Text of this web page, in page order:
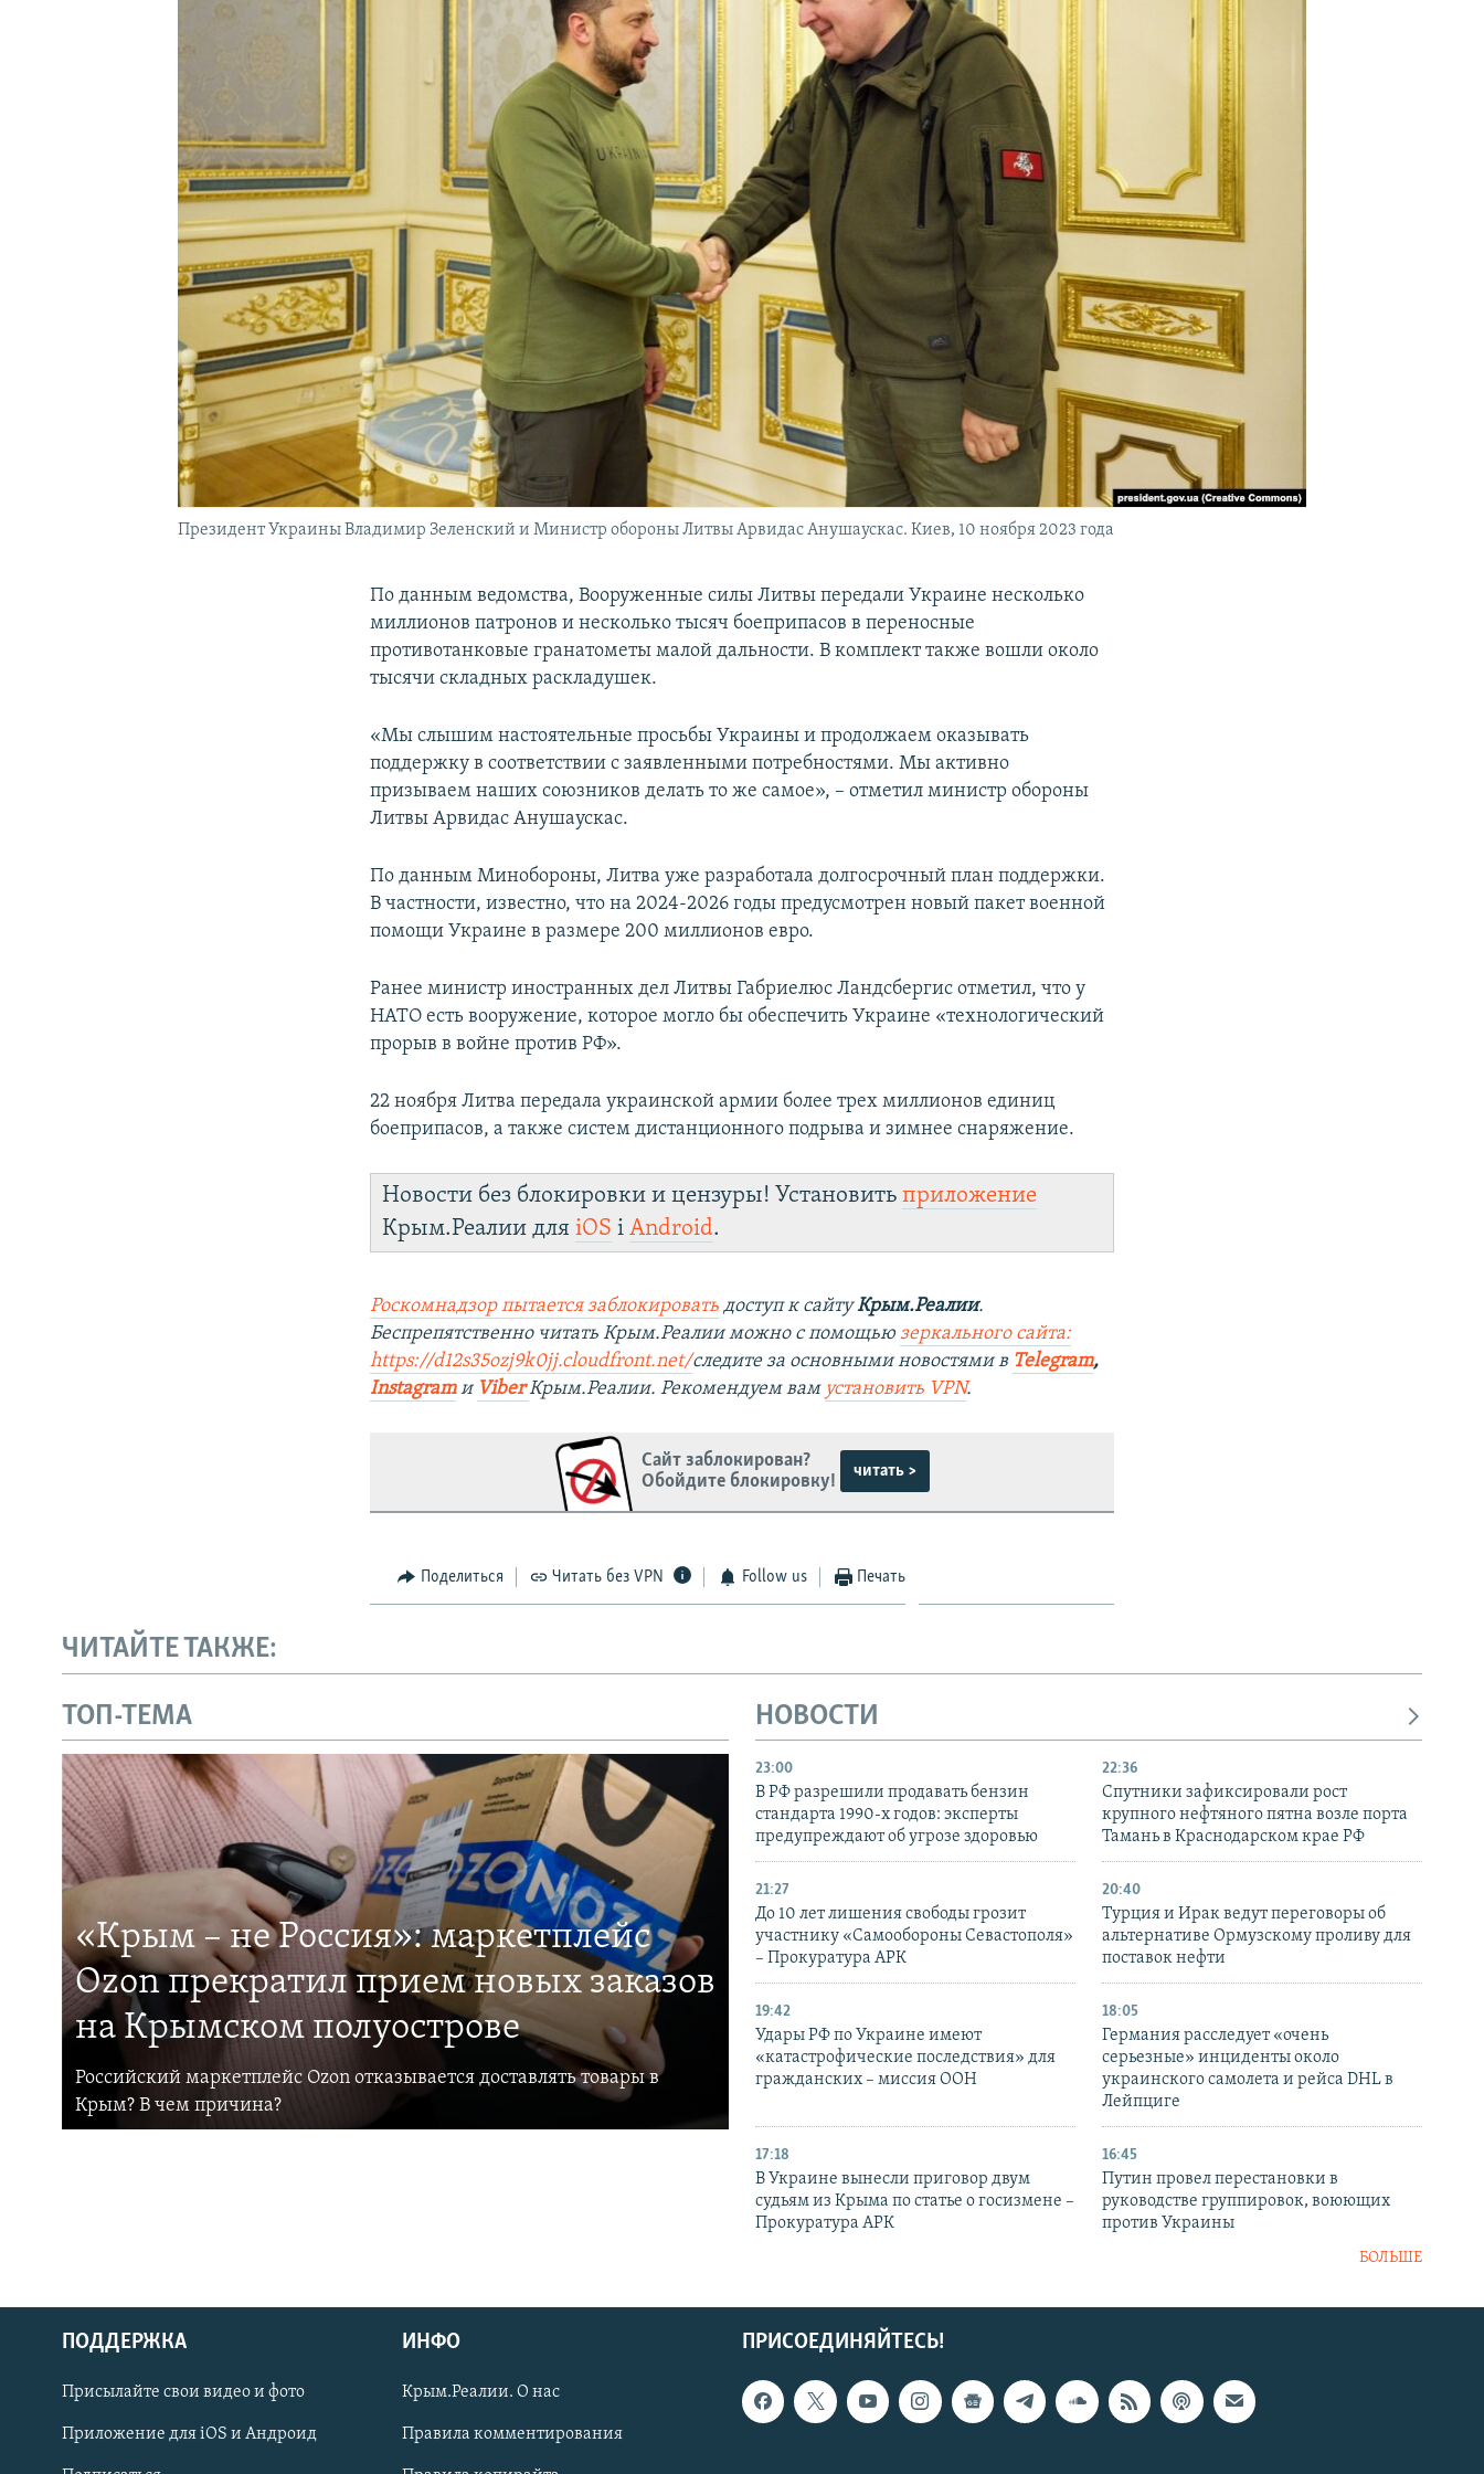
УКРАИНСКАЯ ПРОБЛЕМА КРЫМА
Українською
Qırımtatar
Президент Украины Владимир Зеленский и Министр обороны Литвы Арвидас Анушаускас. Киев, 10 ноября 2023 года
По данным ведомства, Вооруженные силы Литвы передали Украине несколько
миллионов патронов и несколько тысяч боеприпасов в переносные
противотанковые гранатометы малой дальности. В комплект также вошли около
тысячи складных раскладушек.
«Мы слышим настоятельные просьбы Украины и продолжаем оказывать
поддержку в соответствии с заявленными потребностями. Мы активно
призываем наших союзников делать то же самое», – отметил министр обороны
Литвы Арвидас Анушаускас.
По данным Минобороны, Литва уже разработала долгосрочный план поддержки.
В частности, известно, что на 2024-2026 годы предусмотрен новый пакет военной
помощи Украине в размере 200 миллионов евро.
Ранее министр иностранных дел Литвы Габриелюс Ландсбергис отметил, что у
НАТО есть вооружение, которое могло бы обеспечить Украине «технологический
прорыв в войне против РФ».
22 ноября Литва передала украинской армии более трех миллионов единиц
боеприпасов, а также систем дистанционного подрыва и зимнее снаряжение.
Новости без блокировки и цензуры! Установитьприложение
Крым.Реалии дляiOS іAndroid.
Роскомнадзор пытается заблокировать доступ к сайтуКрым.Реалии.
Беспрепятственно читать Крым.Реалии можно с помощьюзеркального сайта:
https://d12s35ozj9k0jj.cloudfront.net/следите за основными новостями в Telegram,
Instagram и Viber Крым.Реалии. Рекомендуем вам установить VPN.
Сайт заблокирован?
Обойдите блокировку!
читать >
Поделиться Читать без VPN Follow us Печать
ЧИТАЙТЕ ТАКЖЕ:
ТОП-ТЕМА
«Крым – не Россия»: маркетплейс
Ozon прекратил прием новых заказов
на Крымском полуострове
Российский маркетплейс Ozon отказывается доставлять товары в
Крым? В чем причина?
НОВОСТИ
23:00
В РФ разрешили продавать бензин
стандарта 1990-х годов: эксперты
предупреждают об угрозе здоровью
22:36
Спутники зафиксировали рост
крупного нефтяного пятна возле порта
Тамань в Краснодарском крае РФ
21:27
До 10 лет лишения свободы грозит
участнику «Самообороны Севастополя»
– Прокуратура АРК
20:40
Турция и Ирак ведут переговоры об
альтернативе Ормузскому проливу для
поставок нефти
19:42
Удары РФ по Украине имеют
«катастрофические последствия» для
гражданских – миссия ООН
18:05
Германия расследует «очень
серьезные» инциденты около
украинского самолета и рейса DHL в
Лейпциге
17:18
В Украине вынесли приговор двум
судьям из Крыма по статье о госизмене –
Прокуратура АРК
16:45
Путин провел перестановки в
руководстве группировок, воюющих
против Украины
БОЛЬШЕ
ПРИСОЕДИНЯЙТЕСЬ!
ПОДДЕРЖКА
Присылайте свои видео и фото
Приложение для iOS и Андроид
ИНФО
Крым.Реалии. О нас
Правила комментирования